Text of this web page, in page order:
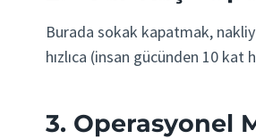
Burada sokak kapatmak,
hızlıca (insan gücünden 10 kat
3. Operasyonel